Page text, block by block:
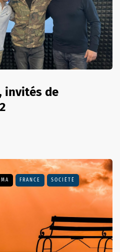
invités de
FRANCE SOCIÉTÉ